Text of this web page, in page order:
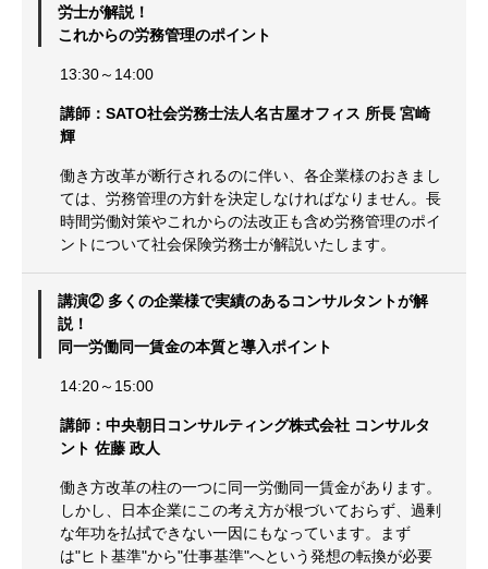
労士が解説！
これからの労務管理のポイント
13:30～14:00
講師：SATO社会労務士法人名古屋オフィス 所長 宮崎
輝
働き方改革が断行されるのに伴い、各企業様のおきまし
ては、労務管理の方針を決定しなければなりません。長
時間労働対策やこれからの法改正も含め労務管理のポイ
ントについて社会保険労務士が解説いたします。
講演② 多くの企業様で実績のあるコンサルタントが解
説！
同一労働同一賃金の本質と導入ポイント
14:20～15:00
講師：中央朝日コンサルティング株式会社 コンサルタ
ント 佐藤 政人
働き方改革の柱の一つに同一労働同一賃金があります。
しかし、日本企業にこの考え方が根づいておらず、過剰
な年功を払拭できない一因にもなっています。まず
は"ヒト基準"から"仕事基準"へという発想の転換が必要